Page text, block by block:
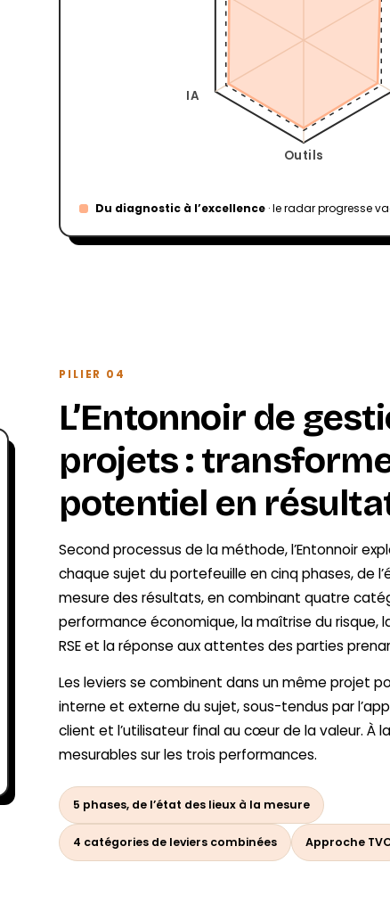
Outils
IA
Du diagnostic à l’excellence · le radar progresse
PILIER 04
L’Entonnoir de
projets :
potentiel en
Second processus de la méthode, l’Entonnoir
chaque sujet du portefeuille en cinq phases, de
mesure des résultats, en combinant quatre
performance économique, la maîtrise du risque,
RSE et la réponse aux attentes des parties
Les leviers se combinent dans un même projet
interne et externe du sujet, sous-tendus par
client et l’utilisateur final au cœur de la valeur. À
mesurables sur les trois performances.
5 phases, de l’état des lieux à la mesure
4 catégories de leviers combinées Approche